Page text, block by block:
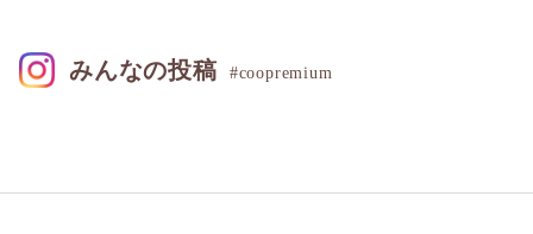
みんなの投稿 #coopremium